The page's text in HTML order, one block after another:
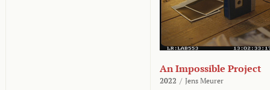
An Impossible Project
2022 / Jens Meurer